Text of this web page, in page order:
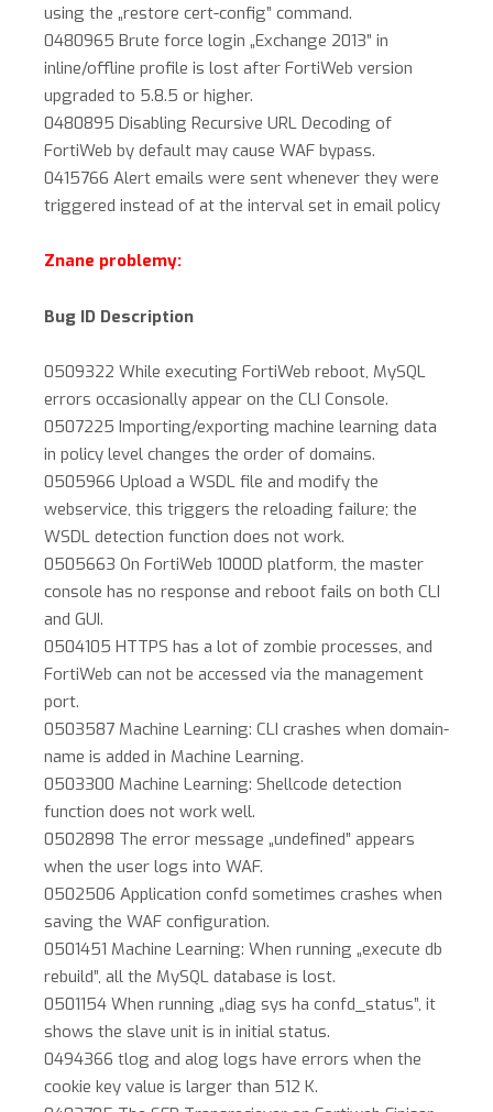
using the „restore cert-config” command.
0480965 Brute force login „Exchange 2013” in
inline/offline profile is lost after FortiWeb version
upgraded to 5.8.5 or higher.
0480895 Disabling Recursive URL Decoding of
FortiWeb by default may cause WAF bypass.
0415766 Alert emails were sent whenever they were
triggered instead of at the interval set in email policy
Znane problemy:
Bug ID Description
0509322 While executing FortiWeb reboot, MySQL
errors occasionally appear on the CLI Console.
0507225 Importing/exporting machine learning data
in policy level changes the order of domains.
0505966 Upload a WSDL file and modify the
webservice, this triggers the reloading failure; the
WSDL detection function does not work.
0505663 On FortiWeb 1000D platform, the master
console has no response and reboot fails on both CLI
and GUI.
0504105 HTTPS has a lot of zombie processes, and
FortiWeb can not be accessed via the management
port.
0503587 Machine Learning: CLI crashes when domain-
name is added in Machine Learning.
0503300 Machine Learning: Shellcode detection
function does not work well.
0502898 The error message „undefined” appears
when the user logs into WAF.
0502506 Application confd sometimes crashes when
saving the WAF configuration.
0501451 Machine Learning: When running „execute db
rebuild”, all the MySQL database is lost.
0501154 When running „diag sys ha confd_status”, it
shows the slave unit is in initial status.
0494366 tlog and alog logs have errors when the
cookie key value is larger than 512 K.